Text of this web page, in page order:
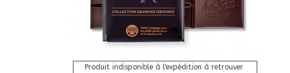
Afficher Plus
Produit indisponible à l'expédition à retrouver